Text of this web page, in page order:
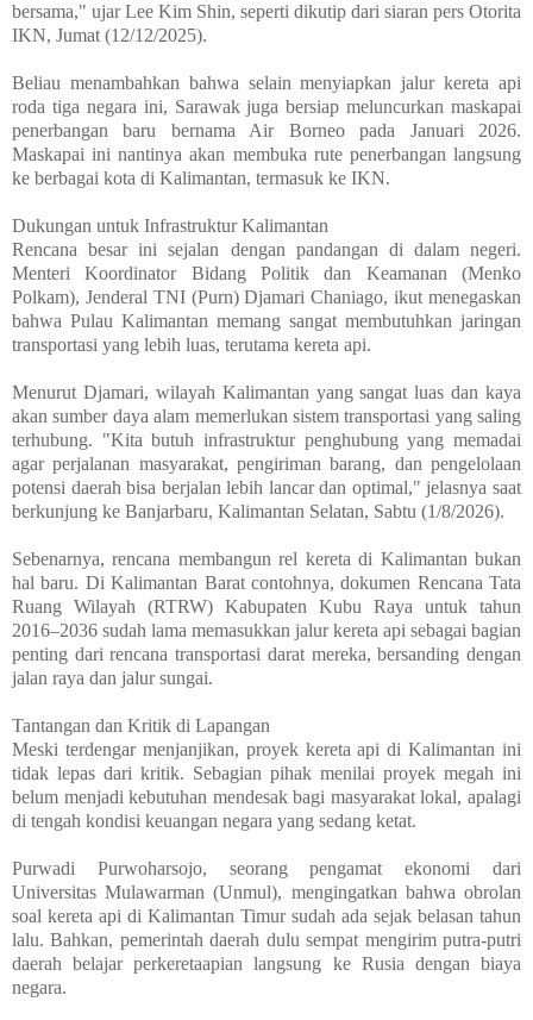
bersama," ujar Lee Kim Shin, seperti dikutip dari siaran pers Otorita
IKN, Jumat (12/12/2025).
Beliau menambahkan bahwa selain menyiapkan jalur kereta api
roda tiga negara ini, Sarawak juga bersiap meluncurkan maskapai
penerbangan baru bernama Air Borneo pada Januari 2026.
Maskapai ini nantinya akan membuka rute penerbangan langsung
ke berbagai kota di Kalimantan, termasuk ke IKN.
Dukungan untuk Infrastruktur Kalimantan
Rencana besar ini sejalan dengan pandangan di dalam negeri.
Menteri Koordinator Bidang Politik dan Keamanan (Menko
Polkam), Jenderal TNI (Purn) Djamari Chaniago, ikut menegaskan
bahwa Pulau Kalimantan memang sangat membutuhkan jaringan
transportasi yang lebih luas, terutama kereta api.
Menurut Djamari, wilayah Kalimantan yang sangat luas dan kaya
akan sumber daya alam memerlukan sistem transportasi yang saling
terhubung. "Kita butuh infrastruktur penghubung yang memadai
agar perjalanan masyarakat, pengiriman barang, dan pengelolaan
potensi daerah bisa berjalan lebih lancar dan optimal," jelasnya saat
berkunjung ke Banjarbaru, Kalimantan Selatan, Sabtu (1/8/2026).
Sebenarnya, rencana membangun rel kereta di Kalimantan bukan
hal baru. Di Kalimantan Barat contohnya, dokumen Rencana Tata
Ruang Wilayah (RTRW) Kabupaten Kubu Raya untuk tahun
2016–2036 sudah lama memasukkan jalur kereta api sebagai bagian
penting dari rencana transportasi darat mereka, bersanding dengan
jalan raya dan jalur sungai.
Tantangan dan Kritik di Lapangan
Meski terdengar menjanjikan, proyek kereta api di Kalimantan ini
tidak lepas dari kritik. Sebagian pihak menilai proyek megah ini
belum menjadi kebutuhan mendesak bagi masyarakat lokal, apalagi
di tengah kondisi keuangan negara yang sedang ketat.
Purwadi Purwoharsojo, seorang pengamat ekonomi dari
Universitas Mulawarman (Unmul), mengingatkan bahwa obrolan
soal kereta api di Kalimantan Timur sudah ada sejak belasan tahun
lalu. Bahkan, pemerintah daerah dulu sempat mengirim putra-putri
daerah belajar perkeretaapian langsung ke Rusia dengan biaya
negara.